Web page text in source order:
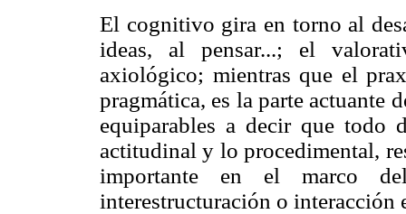
El cognitivo gira en torno al
ideas, al pensar...; el
axiológico; mientras que el
pragmática, es la parte actuante
equiparables a decir que todo
actitudinal y lo procedimental,
importante en el marco
interestructuración o interacción